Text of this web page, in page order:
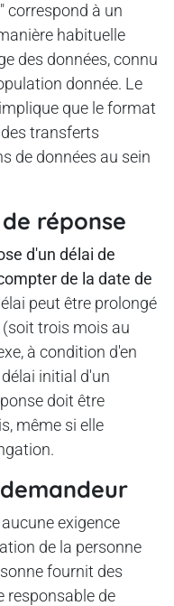
correspond à un
habituelle
des données, connu
donnée. Le
que le format
transferts
de données au sein
réponse
d'un délai de
de la date de
peut être prolongé
trois mois au
à condition d'en
initial d'un
doit être
même si elle
exigence
de la personne
fournit des
responsable de